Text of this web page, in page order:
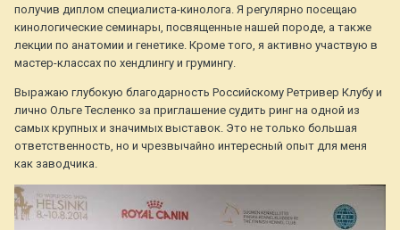
получив диплом специалиста-кинолога. Я регулярно посещаю
кинологические семинары, посвященные нашей породе, а также
лекции по анатомии и генетике. Кроме того, я активно участвую в
мастер-классах по хендлингу и грумингу.
Выражаю глубокую благодарность Российскому Ретривер Клубу и
лично Ольге Тесленко за приглашение судить ринг на одной из
самых крупных и значимых выставок. Это не только большая
ответственность, но и чрезвычайно интересный опыт для меня
как заводчика.